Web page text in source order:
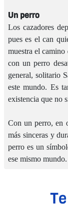
Un perro
Los cazadores
pues es el can
muestra el camino
con un perro
general, solitario
este mundo. Es
existencia que no
Con un perro, en
más sinceras y
perro es un
ese mismo mundo.